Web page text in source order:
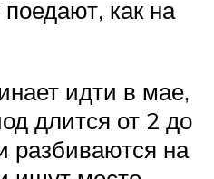
поедают, как на
идти в мае,
длится от 2 до
разбиваются на